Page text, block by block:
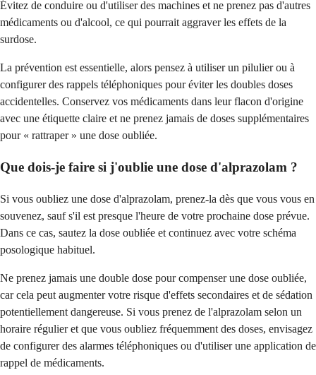
Évitez de conduire ou d'utiliser des machines et ne prenez pas d'autres
médicaments ou d'alcool, ce qui pourrait aggraver les effets de la
surdose.
La prévention est essentielle, alors pensez à utiliser un pilulier ou à
configurer des rappels téléphoniques pour éviter les doubles doses
accidentelles. Conservez vos médicaments dans leur flacon d'origine
avec une étiquette claire et ne prenez jamais de doses supplémentaires
pour « rattraper » une dose oubliée.
Que dois-je faire si j'oublie une dose d'alprazolam ?
Si vous oubliez une dose d'alprazolam, prenez-la dès que vous vous en
souvenez, sauf s'il est presque l'heure de votre prochaine dose prévue.
Dans ce cas, sautez la dose oubliée et continuez avec votre schéma
posologique habituel.
Ne prenez jamais une double dose pour compenser une dose oubliée,
car cela peut augmenter votre risque d'effets secondaires et de sédation
potentiellement dangereuse. Si vous prenez de l'alprazolam selon un
horaire régulier et que vous oubliez fréquemment des doses, envisagez
de configurer des alarmes téléphoniques ou d'utiliser une application de
rappel de médicaments.